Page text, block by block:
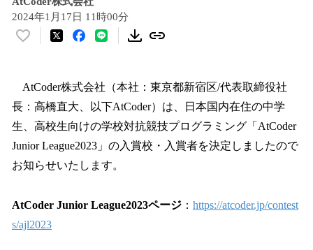
2024年1月17日 11時00分
い
！
読
み
込
み
で
す
AtCoder株式会社（本社：東京都新宿区/代表取締役社
長：高橋直大、以下AtCoder）は、日本国内在住の中学
生、高校生向けの学校対抗競技プログラミング「AtCoder
Junior League2023」の入賞校・入賞者を決定しましたので
お知らせいたします。
AtCoder Junior League2023ページ ： https://atcoder.jp/contest
s/ajl2023